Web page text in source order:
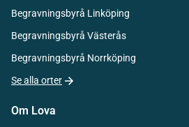
Begravningsbyrå Linköping
Begravningsbyrå Västerås
Begravningsbyrå Norrköping
Se alla orter
Om Lova